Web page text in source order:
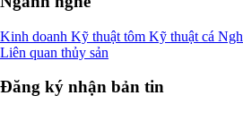
Kinh doanh Kỹ thuật tôm Kỹ thuật cá
Liên quan thủy sản
Đăng ký nhận bản tin